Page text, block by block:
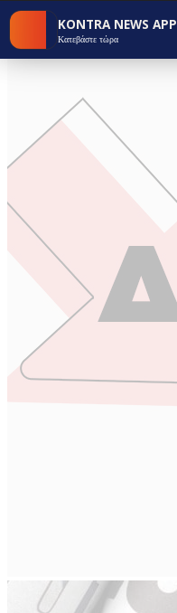
KONTRA NEWS APP
Κατεβάστε τώρα